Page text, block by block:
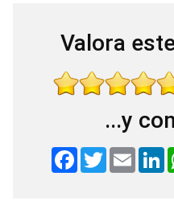
Valora
...y
F
T
w
E
m
L